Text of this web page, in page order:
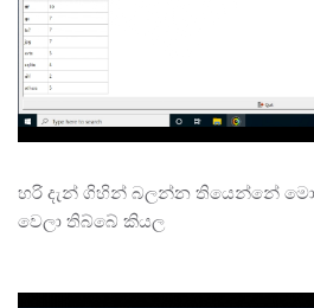
හරි දැන් ගිහින් බලන්න තියෙන්නේ
වෙලා තිබ්බේ කියල